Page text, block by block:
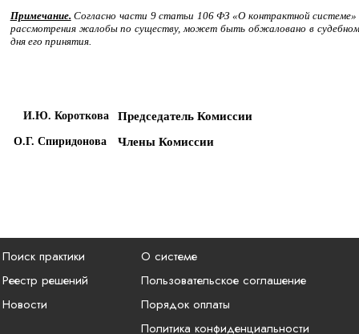
Примечание. Согласно части 9 статьи 106 ФЗ «О контрактной
рассмотрения жалобы по существу, может быть обжаловано в судебном
дня его принятия.
И.Ю. Короткова
О.Г. Спиридонова
Председатель Комиссии
Члены Комиссии
Поиск практики
Реестр решений
Новости
О системе
Пользовательское соглашение
Порядок оплаты
Политика конфиденциальности